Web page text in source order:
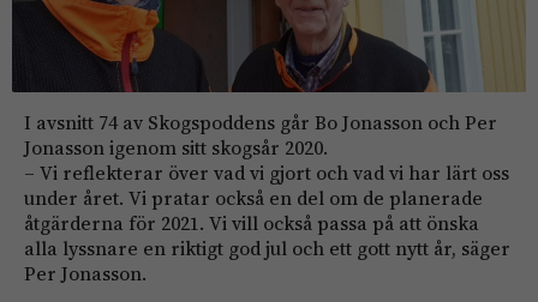
I avsnitt 74 av Skogspoddens går Bo Jonasson och Per
Jonasson igenom sitt skogsår 2020.
– Vi reflekterar över vad vi gjort och vad vi har lärt oss
under året. Vi pratar också en del om de planerade
åtgärderna för 2021. Vi vill också passa på att önska
alla lyssnare en riktigt god jul och ett gott nytt år, säger
Per Jonasson.